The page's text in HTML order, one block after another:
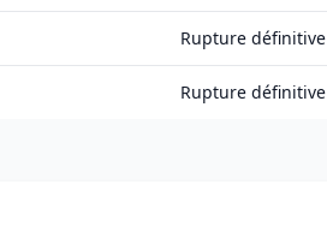
Rupture définitive
Rupture définitive